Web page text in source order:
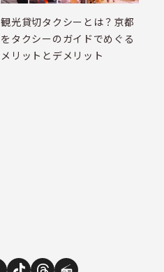
観光貸切タクシーとは？京都
をタクシーのガイドでめぐる
メリットとデメリット